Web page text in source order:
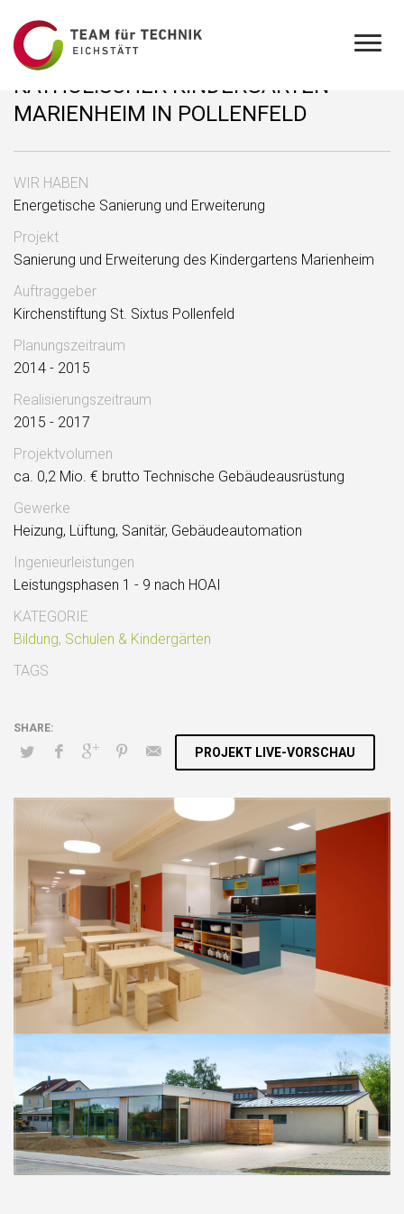
KATHOLISCHER KINDERGARTEN
MARIENHEIM IN POLLENFELD
WIR HABEN
Energetische Sanierung und Erweiterung
Projekt
Sanierung und Erweiterung des Kindergartens Marienheim
Auftraggeber
Kirchenstiftung St. Sixtus Pollenfeld
Planungszeitraum
2014 - 2015
Realisierungszeitraum
2015 - 2017
Projektvolumen
ca. 0,2 Mio. € brutto Technische Gebäudeausrüstung
Gewerke
Heizung, Lüftung, Sanitär, Gebäudeautomation
Ingenieurleistungen
Leistungsphasen 1 - 9 nach HOAI
KATEGORIE
Bildung, Schulen & Kindergärten
TAGS
PROJEKT LIVE-VORSCHAU